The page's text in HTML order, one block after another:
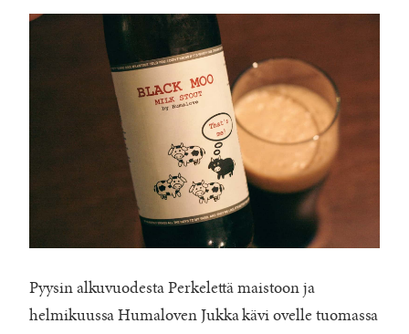
Pyysin alkuvuodesta Perkelettä maistoon ja
helmikuussa Humaloven Jukka kävi ovelle tuomassa